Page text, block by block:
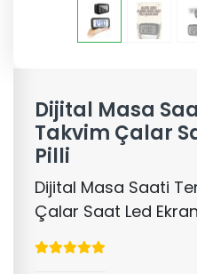
Dijital Masa
Takvim Çalar
Pilli
Dijital Masa Saati
Çalar Saat Led